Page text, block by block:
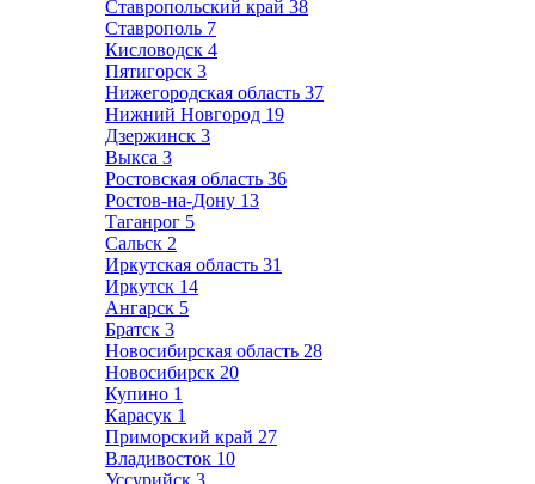
Ставропольский край 38
Ставрополь 7
Кисловодск 4
Пятигорск 3
Нижегородская область 37
Нижний Новгород 19
Дзержинск 3
Выкса 3
Ростовская область 36
Ростов-на-Дону 13
Таганрог 5
Сальск 2
Иркутская область 31
Иркутск 14
Ангарск 5
Братск 3
Новосибирская область 28
Новосибирск 20
Купино 1
Карасук 1
Приморский край 27
Владивосток 10
Уссурийск 3